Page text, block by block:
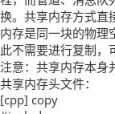
换。共享内存方式直
内存是同一块的物理
此不需要进行复制，
注意：共享内存本身
共享内存头文件：
[cpp] copy